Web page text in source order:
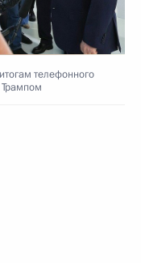
телефонного